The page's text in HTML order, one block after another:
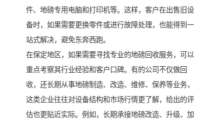
件、地磅专用电脑和打印机等。这样，客户在出售旧设
备时，如果需要更换零件或进行故障处理，也能得到一
站式解决，避免东奔西跑。
在保定地区，如果需要寻找专业的地磅回收服务，可以
重点考察其行业经验和客户口碑。有的公司不仅做回
收，还长期从事地磅制造、改造、维修、保养等业务，
这类企业往往对设备结构和市场行情更了解，给出的评
估也更贴近实际。例如，长期承接地磅改造、升级、加